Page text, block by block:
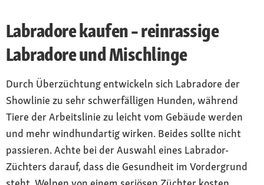
Labradore kaufen – reinrassige
Labradore und Mischlinge
Durch Überzüchtung entwickeln sich Labradore der
Showlinie zu sehr schwerfälligen Hunden, während
Tiere der Arbeitslinie zu leicht vom Gebäude werden
und mehr windhundartig wirken. Beides sollte nicht
passieren. Achte bei der Auswahl eines Labrador-
Züchters darauf, dass die Gesundheit im Vordergrund